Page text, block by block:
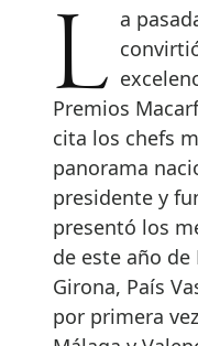
La pasada noche Málaga se
Premios
cita los chefs
panorama
presidente y
presentó los
de este año
Girona, País
por primera